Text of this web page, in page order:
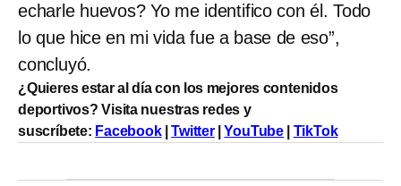
echarle huevos? Yo me identifico con él. Todo
lo que hice en mi vida fue a base de eso”,
concluyó.
¿Quieres estar al día con los mejores contenidos
deportivos? Visita nuestras redes y
suscríbete: Facebook|Twitter| YouTube TikTok